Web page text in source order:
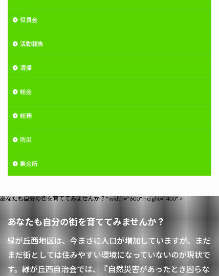
役員会
活動報告
清掃
総会
総務
防災
集会所
あなたも自分の街を育ててみませんか？" width="600" height="400" >
あなたも自分の街を育ててみませんか？
緑が丘西地区は、今まさに人口が増加していますが、まだ
まだ街としては住みやすい環境になっていないのが現状で
す。緑が丘西自治会では、『自然災害があったとき困らな